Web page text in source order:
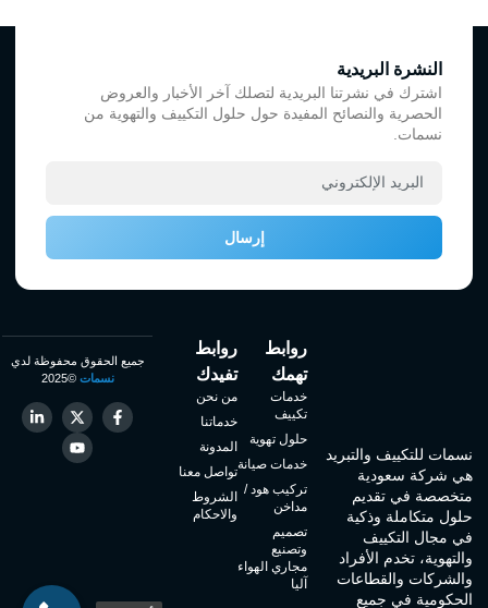
نسمات للتكييف والتبريد
هي شركة سعودية
متخصصة في تقديم
حلول متكاملة وذكية
في مجال التكييف
والتهوية، تخدم الأفراد
والشركات والقطاعات
الحكومية في جميع
روابط
تهمك
خدمات
تكييف
حلول تهوية
خدمات صيانة
تركيب هود /
مداخن
تصميم
وتصنيع
مجاري الهواء
آليا
روابط
تفيدك
من نحن
خدماتنا
المدونة
تواصل معنا
الشروط
والاحكام
جميع الحقوق محفوظة لدي
نسمات©2025
النشرة البريدية
اشترك في نشرتنا البريدية لتصلك آخر الأخبار والعروض
الحصرية والنصائح المفيدة حول حلول التكييف والتهوية من
نسمات.
إرسال